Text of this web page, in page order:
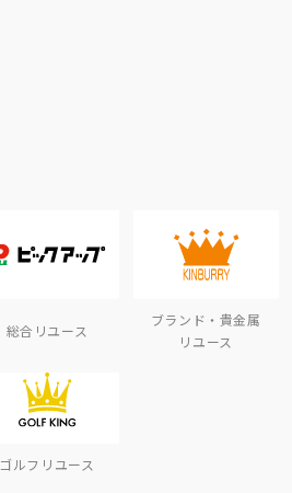
総合リユース
ブランド・貴金属
リユース
ゴルフリユース